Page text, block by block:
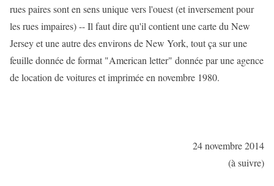
rues paires sont en sens unique vers l'ouest (et inversement pour
les rues impaires) -- Il faut dire qu'il contient une carte du New
Jersey et une autre des environs de New York, tout ça sur une
feuille donnée de format "American letter" donnée par une agence
de location de voitures et imprimée en novembre 1980.
24 novembre 2014
(à suivre)